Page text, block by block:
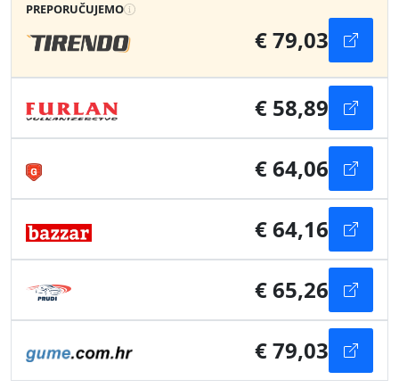
PREPORUČUJEMO
€ 79,03
€ 58,89
€ 64,06
€ 64,16
€ 65,26
€ 79,03